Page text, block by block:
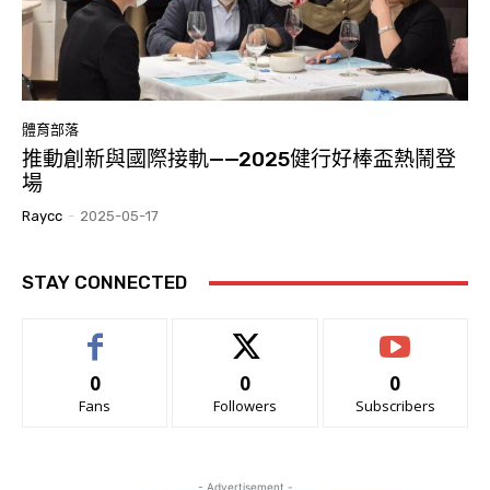
體育部落
推動創新與國際接軌——2025健行好棒盃熱鬧登
場
Raycc - 2025-05-17
STAY CONNECTED
0
Fans
0
Followers
0
Subscribers
- Advertisement -